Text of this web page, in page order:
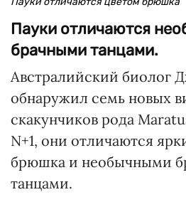
Пауки отличаются
брачными танцами.
Австралийский биолог
обнаружил семь новых
скакунчиков рода
N+1, они отличаются
брюшка и необычными
танцами.